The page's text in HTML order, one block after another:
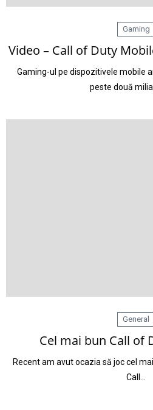
Gaming
Video – Call of Duty
Gaming-ul pe dispozitivele mobile
peste două
General
Cel mai bun Call of
Recent am avut ocazia să joc cel
Call…